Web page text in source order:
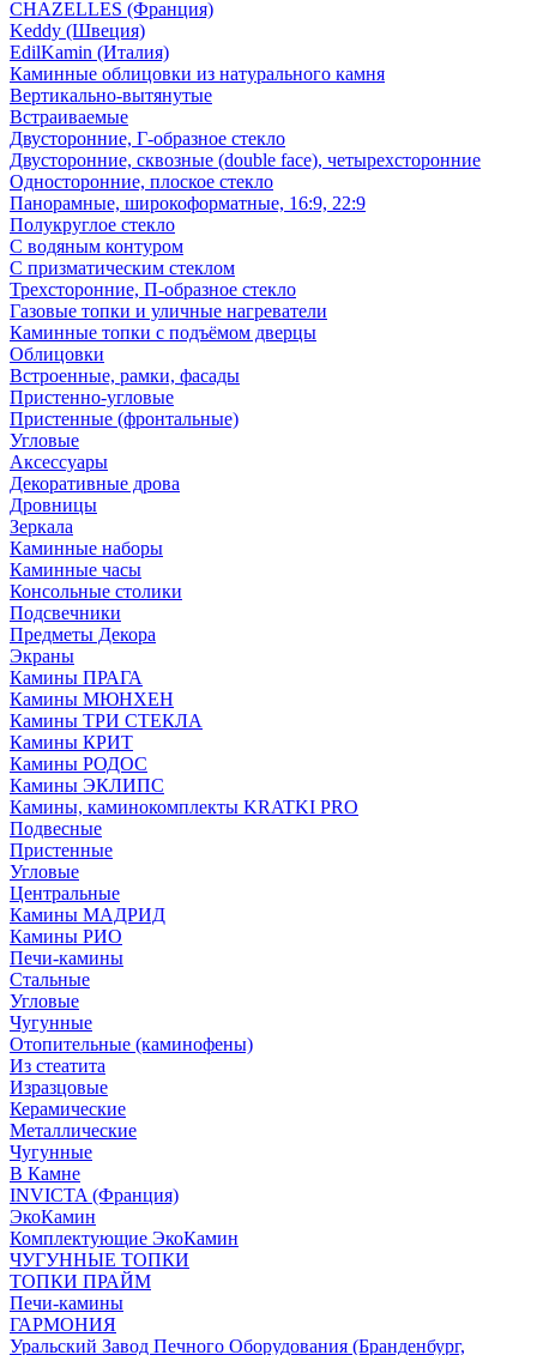
CHAZELLES (Франция)
Keddy (Швеция)
EdilKamin (Италия)
Каминные облицовки из натурального камня
Вертикально-вытянутые
Встраиваемые
Двусторонние, Г-образное стекло
Двусторонние, сквозные (double face), четырехсторонние
Односторонние, плоское стекло
Панорамные, широкоформатные, 16:9, 22:9
Полукруглое стекло
С водяным контуром
С призматическим стеклом
Трехсторонние, П-образное стекло
Газовые топки и уличные нагреватели
Каминные топки с подъёмом дверцы
Облицовки
Встроенные, рамки, фасады
Пристенно-угловые
Пристенные (фронтальные)
Угловые
Аксессуары
Декоративные дрова
Дровницы
Зеркала
Каминные наборы
Каминные часы
Консольные столики
Подсвечники
Предметы Декора
Экраны
Камины ПРАГА
Камины МЮНХЕН
Камины ТРИ СТЕКЛА
Камины КРИТ
Камины РОДОС
Камины ЭКЛИПС
Камины, каминокомплекты KRATKI PRO
Подвесные
Пристенные
Угловые
Центральные
Камины МАДРИД
Камины РИО
Печи-камины
Стальные
Угловые
Чугунные
Отопительные (каминофены)
Из стеатита
Изразцовые
Керамические
Металлические
Чугунные
В Камне
INVICTA (Франция)
ЭкоКамин
Комплектующие ЭкоКамин
ЧУГУННЫЕ ТОПКИ
ТОПКИ ПРАЙМ
Печи-камины
ГАРМОНИЯ
Уральский Завод Печного Оборудования (Бранденбург,